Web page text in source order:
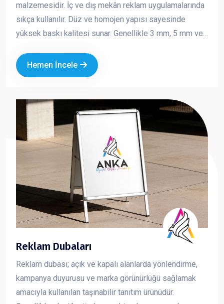
malzemesidir. İç ve dış mekân reklam uygulamalarında
sıkça kullanılır. Düz ve homojen yapısı sayesinde
yüksek baskı kalitesi sunar. Genellikle 3 mm, 5 mm ve
şekillendirilebilir bir yapıya sahiptir. Reklam ve tanıtım
çalışmalarında hem ekonomik hem de şık bir çözüm
ve profesyonel şekilde yansıtmanıza yardımcı olur.
Hemen İncele
Reklam Dubaları
Reklam dubası; açık ve kapalı alanlarda yönlendirme,
kampanya duyurusu ve marka görünürlüğü sağlamak
amacıyla kullanılan taşınabilir tanıtım ürünüdür.